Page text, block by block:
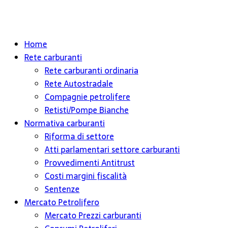
Home
Rete carburanti
Rete carburanti ordinaria
Rete Autostradale
Compagnie petrolifere
Retisti/Pompe Bianche
Normativa carburanti
Riforma di settore
Atti parlamentari settore carburanti
Provvedimenti Antitrust
Costi margini fiscalità
Sentenze
Mercato Petrolifero
Mercato Prezzi carburanti